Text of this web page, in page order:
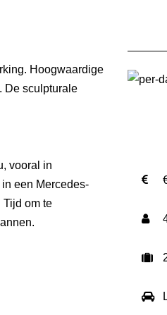
Hoogwaardige
De sculpturale
vooral in
een Mercedes-
om te